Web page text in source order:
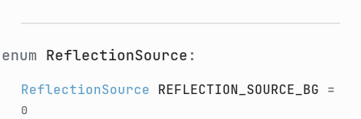
enum ReflectionSource :
ReflectionSource REFLECTION_SOURCE_BG =
0